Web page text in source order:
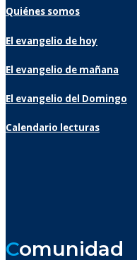
Quiénes somos
El evangelio de hoy
El evangelio de mañana
El evangelio del Domingo
Calendario lecturas
Comunidad